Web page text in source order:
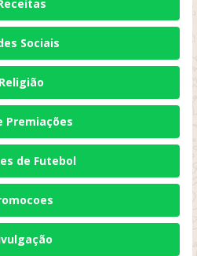
Sociais
Religião
Premiações
de Futebol